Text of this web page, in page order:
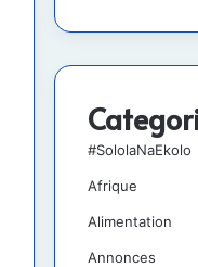
#SololaNaEkolo
Afrique
Alimentation
Annonces